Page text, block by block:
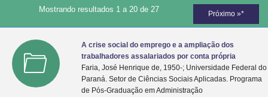
Mostrando resultados 1 a 20 de 27 Próximo »*
A crise social do emprego e a ampliação dos
trabalhadores assalariados por conta própria
Faria, José Henrique de, 1950-; Universidade Federal do
Paraná. Setor de Ciências Sociais Aplicadas. Programa
de Pós-Graduação em Administração